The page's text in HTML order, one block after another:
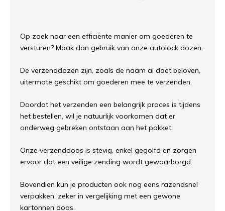
Op zoek naar een efficiënte manier om goederen te
versturen? Maak dan gebruik van onze autolock dozen.
De verzenddozen zijn, zoals de naam al doet beloven,
uitermate geschikt om goederen mee te verzenden.
Doordat het verzenden een belangrijk proces is tijdens
het bestellen, wil je natuurlijk voorkomen dat er
onderweg gebreken ontstaan aan het pakket.
Onze verzenddoos is stevig, enkel gegolfd en zorgen
ervoor dat een veilige zending wordt gewaarborgd.
Bovendien kun je producten ook nog eens razendsnel
verpakken, zeker in vergelijking met een gewone
kartonnen doos.